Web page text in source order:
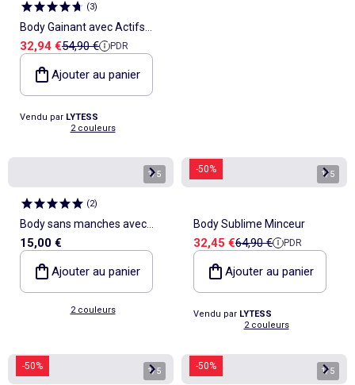
(3)
Body Gainant avec Actifs
Minceur
Prix de vente
32,94 €Prix de référence
54,90 € PDR
Ajouter au panier
Vendu par LYTESS
2 couleurs
1/5
(2)
Body sans manches avec
épaulettes
15,00 €
Ajouter au panier
2 couleurs
-50% 1/5
Body Sublime Minceur
Prix de vente
32,45 €Prix de référence
64,90 € PDR
Ajouter au panier
Vendu par LYTESS
2 couleurs
-50% 1/5 -50% 1/5